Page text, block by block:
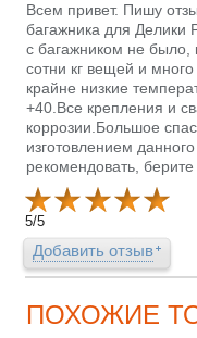
Всем привет. Пишу
багажника для Делики
с багажником не было,
сотни кг вещей и
крайне низкие
+40.Все крепления и
коррозии.Большое
изготовлением
рекомендовать,
5/5
Добавить отзыв
ПОХОЖИЕ